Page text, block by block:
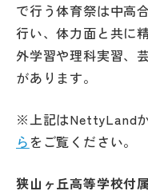
で行う体育祭は中高
行い、体力面と共に
外学習や理科実習、
があります。
※上記はNettyLand
ら をご覧ください。
狭山ヶ丘高等学校付